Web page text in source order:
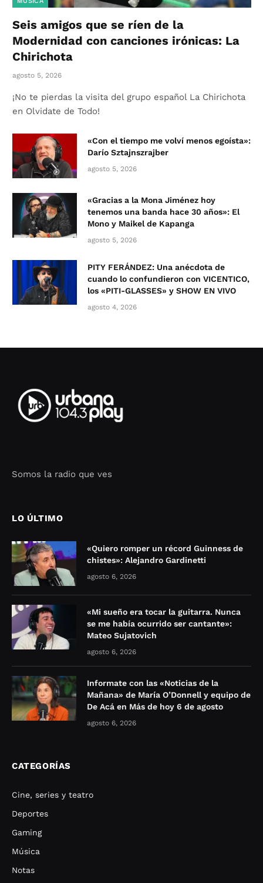
Seis amigos que se ríen de la
Modernidad con canciones irónicas: La
Chirichota
agosto 5, 2026
¡No te pierdas la visita del grupo español La Chirichota
en Olvidate de Todo!
«Con el tiempo me volví menos egoísta»:
Darío Sztajnszrajber
agosto 5, 2026
«Gracias a la Mona Jiménez hoy
tenemos una banda hace 30 años»: El
Mono y Maikel de Kapanga
agosto 5, 2026
PITY FERÁNDEZ: Una anécdota de
cuando lo confundieron con VICENTICO,
los «PITI-GLASSES» y SHOW EN VIVO
agosto 4, 2026
Somos la radio que ves
LO ÚLTIMO
«Quiero romper un récord Guinness de
chistes»: Alejandro Gardinetti
agosto 6, 2026
«Mi sueño era tocar la guitarra. Nunca
se me había ocurrido ser cantante»:
Mateo Sujatovich
agosto 6, 2026
Informate con las «Noticias de la
Mañana» de María O’Donnell y equipo de
De Acá en Más de hoy 6 de agosto
agosto 6, 2026
CATEGORÍAS
Cine, series y teatro
Deportes
Gaming
Música
Notas